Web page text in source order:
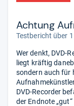
Achtung
Testbericht über
Wer denkt, DVD-
liegt kräftig
sondern auch für
DVD-Recorder
der Endnote